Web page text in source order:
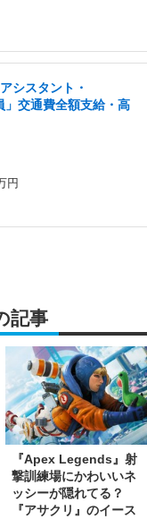
シスタント・
交通費全額支給・高
円
記事
『Apex Legends』射
撃訓練場にかわいいネ
ッシーが隠れてる？
『アサクリ』のイース